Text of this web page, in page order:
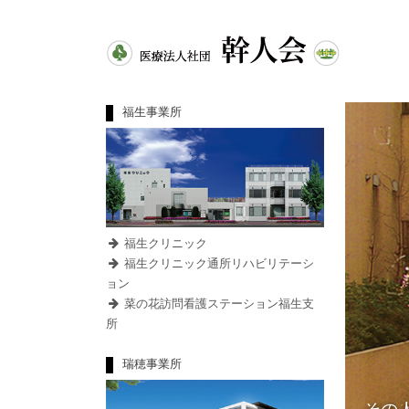
福生事業所
福生クリニック
福生クリニック通所リハビリテーシ
ョン
菜の花訪問看護ステーション福生支
所
瑞穂事業所